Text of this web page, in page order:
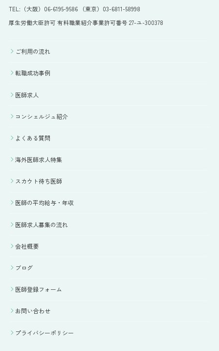
TEL:（大阪）06-6195-9586 （東京）03-6811-58998
厚生労働大臣許可 有料職業紹介事業許可番号 27-ユ-300378
ご利用の流れ
転職成功事例
医師求人
コンシェルジュ紹介
よくある質問
海外医師求人特集
スカウト待ち医師
医師の平均給与・年収
医師求人募集の流れ
会社概要
ブログ
医師登録フォーム
お問い合わせ
プライバシーポリシー